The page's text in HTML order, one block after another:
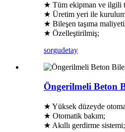
★ Tüm ekipman ve ilgili
★ Üretim yeri ile kurulum
★ Bileşen taşıma
★ Özelleştirilmiş;
sorgudetay
Öngerilmeli Beton
★ Yüksek düzeyde
★ Otomatik bakım;
★ Akıllı gerdirme sistemi;